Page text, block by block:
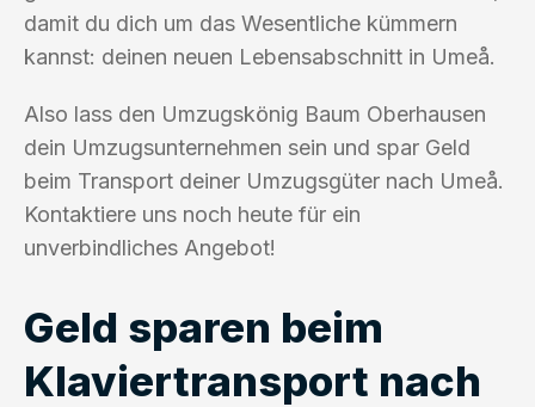
damit du dich um das Wesentliche kümmern
kannst: deinen neuen Lebensabschnitt in Umeå.
Also lass den Umzugskönig Baum Oberhausen
dein Umzugsunternehmen sein und spar Geld
beim Transport deiner Umzugsgüter nach Umeå.
Kontaktiere uns noch heute für ein
unverbindliches Angebot!
Geld sparen beim
Klaviertransport nach